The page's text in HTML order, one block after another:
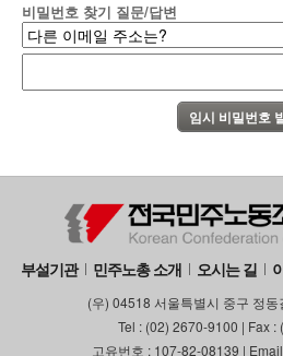
비밀번호 찾기 질문/답변
부설기관 민주노총 소개 오시는 길
(우) 04518 서울특별시 중구 정
Tel : (02) 2670-9100 | Fax :
고유번호 : 107-82-08139 |